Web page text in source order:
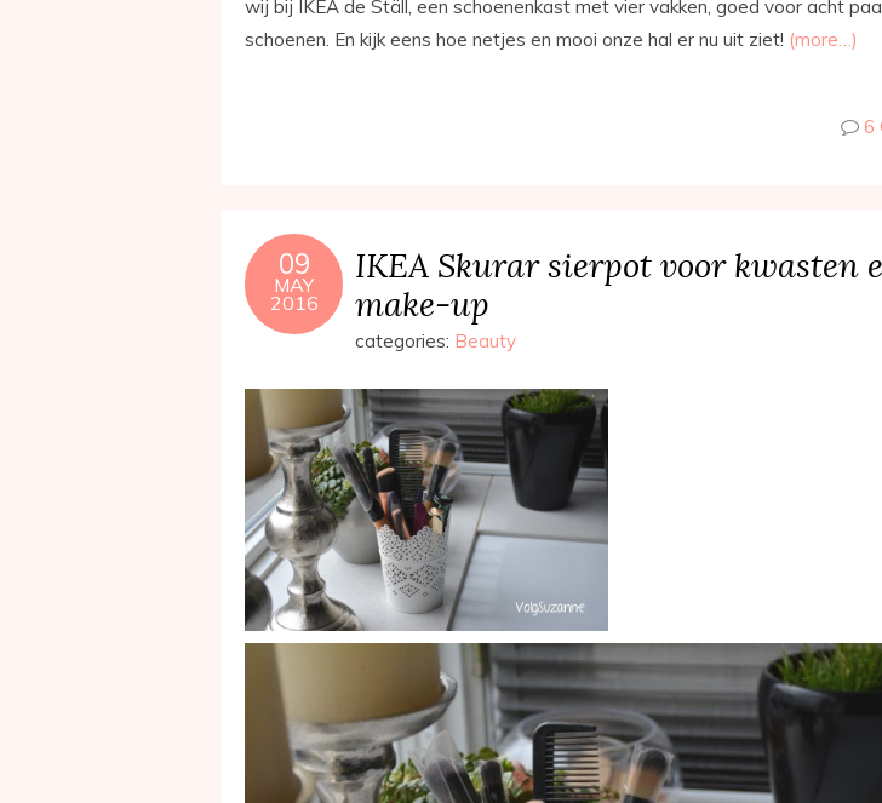
wij bij IKEA de Ställ, een schoenenkast met vier vakken, goed voor acht
schoenen. En kijk eens hoe netjes en mooi onze hal er nu uit ziet! (more…)
6
09
MAY
2016
IKEA Skurar sierpot voor kwasten
make-up
categories: Beauty